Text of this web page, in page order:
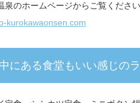
泉のホームページからご覧くださ
kurokawaonsen.com
にある食堂もいい感じの